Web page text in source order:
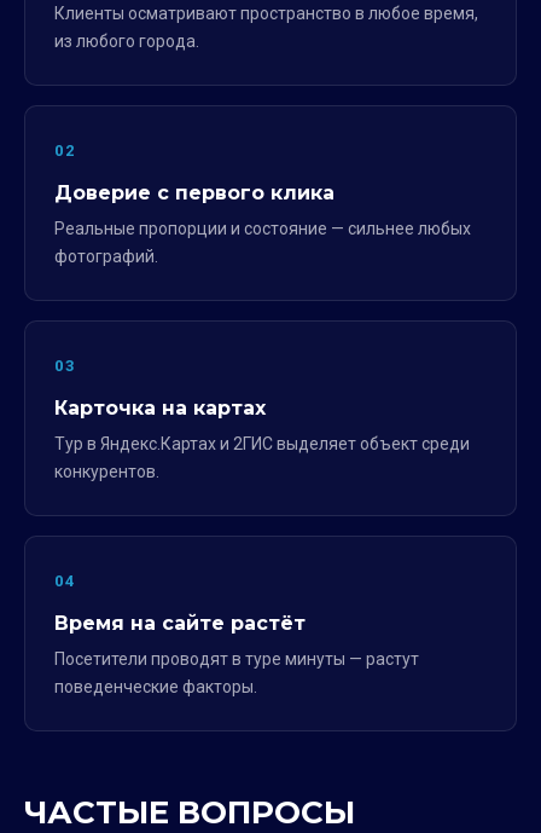
Клиенты осматривают пространство в любое время,
из любого города.
02
Доверие с первого клика
Реальные пропорции и состояние — сильнее любых
фотографий.
03
Карточка на картах
Тур в Яндекс.Картах и 2ГИС выделяет объект среди
конкурентов.
04
Время на сайте растёт
Посетители проводят в туре минуты — растут
поведенческие факторы.
ЧАСТЫЕ ВОПРОСЫ